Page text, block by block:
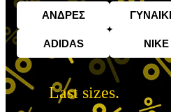
AΝΔΡΕΣ
ADIDAS NIKE
Last sizes.